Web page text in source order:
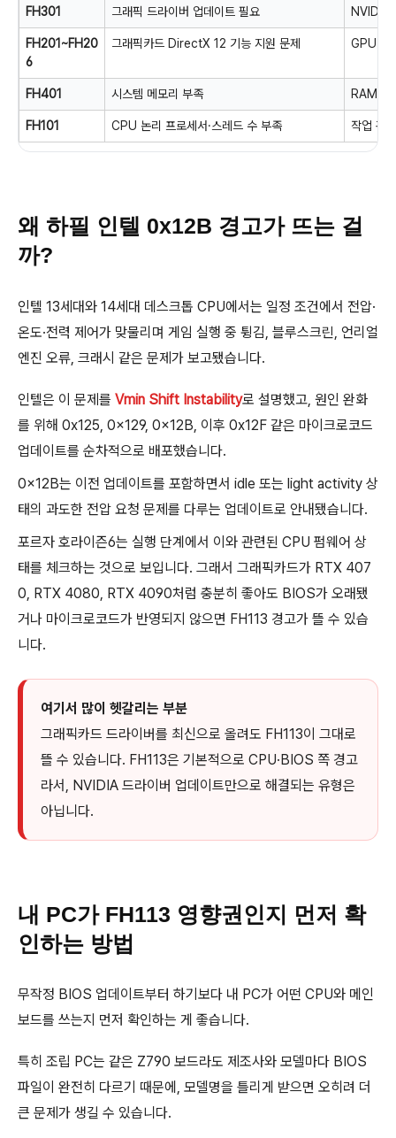
FH301 그래픽 드라이버 업데이트 필요
FH201~FH20
6
그래픽카드 DirectX 12 기능 지원 문제 GPU 사
FH401 시스템 메모리 부족 RAM 용
FH101 CPU 논리 프로세서·스레드 수 부족 작업 관
왜 하필 인텔 0x12B 경고가 뜨는 걸
까?
인텔 13세대와 14세대 데스크톱 CPU에서는 일정 조건에서 전압·
온도·전력 제어가 맞물리며 게임 실행 중 튕김, 블루스크린, 언리얼
엔진 오류, 크래시 같은 문제가 보고됐습니다.
인텔은 이 문제를 Vmin Shift Instability로 설명했고, 원인 완화
를 위해 0x125, 0x129, 0x12B, 이후 0x12F 같은 마이크로코드
업데이트를 순차적으로 배포했습니다.
0x12B는 이전 업데이트를 포함하면서 idle 또는 light activity 상
태의 과도한 전압 요청 문제를 다루는 업데이트로 안내됐습니다.
포르자 호라이즌6는 실행 단계에서 이와 관련된 CPU 펌웨어 상
태를 체크하는 것으로 보입니다. 그래서 그래픽카드가 RTX 407
0, RTX 4080, RTX 4090처럼 충분히 좋아도 BIOS가 오래됐
거나 마이크로코드가 반영되지 않으면 FH113 경고가 뜰 수 있습
니다.
여기서 많이 헷갈리는 부분
그래픽카드 드라이버를 최신으로 올려도 FH113이 그대로
뜰 수 있습니다. FH113은 기본적으로 CPU·BIOS 쪽 경고
라서, NVIDIA 드라이버 업데이트만으로 해결되는 유형은
아닙니다.
내 PC가 FH113 영향권인지 먼저 확
인하는 방법
무작정 BIOS 업데이트부터 하기보다 내 PC가 어떤 CPU와 메인
보드를 쓰는지 먼저 확인하는 게 좋습니다.
특히 조립 PC는 같은 Z790 보드라도 제조사와 모델마다 BIOS
파일이 완전히 다르기 때문에, 모델명을 틀리게 받으면 오히려 더
큰 문제가 생길 수 있습니다.